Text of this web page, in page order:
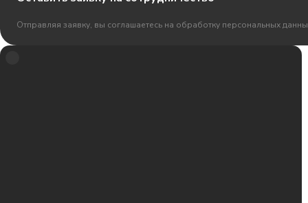
Отправляя заявку, вы соглашаетесь на обработку персональных